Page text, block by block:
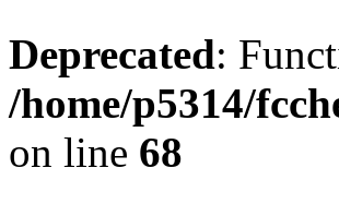
Deprecated:
/home/p5314/
on line 68